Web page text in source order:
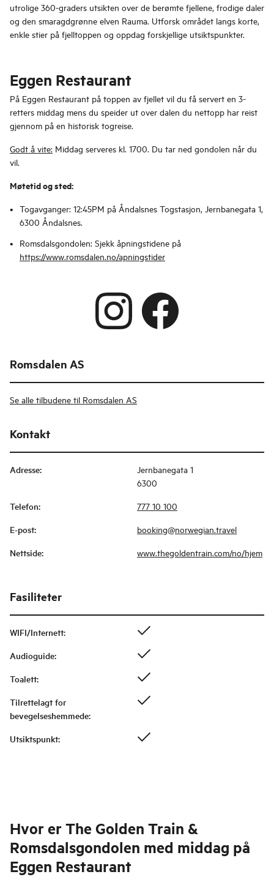
utrolige 360-graders utsikten over de berømte fjellene, frodige daler
og den smaragdgrønne elven Rauma. Utforsk området langs korte,
enkle stier på fjelltoppen og oppdag forskjellige utsiktspunkter.
Eggen Restaurant
På Eggen Restaurant på toppen av fjellet vil du få servert en 3-
retters middag mens du speider ut over dalen du nettopp har reist
gjennom på en historisk togreise.
Godt å vite: Middag serveres kl. 1700. Du tar ned gondolen når du
vil.
Møtetid og sted:
Togavganger: 12:45PM på Åndalsnes Togstasjon, Jernbanegata 1,
6300 Åndalsnes.
Romsdalsgondolen: Sjekk åpningstidene på
https://www.romsdalen.no/apningstider
Romsdalen AS
Se alle tilbudene til Romsdalen AS
Kontakt
Adresse:
Jernbanegata 1
6300
Telefon: 777 10 100
E-post: booking@norwegian.travel
Nettside: www.thegoldentrain.com/no/hjem
Fasiliteter
WIFI/Internett:
Audioguide:
Toalett:
Tilrettelagt for
bevegelseshemmede:
Utsiktspunkt:
Hvor er The Golden Train &
Romsdalsgondolen med middag på
Eggen Restaurant